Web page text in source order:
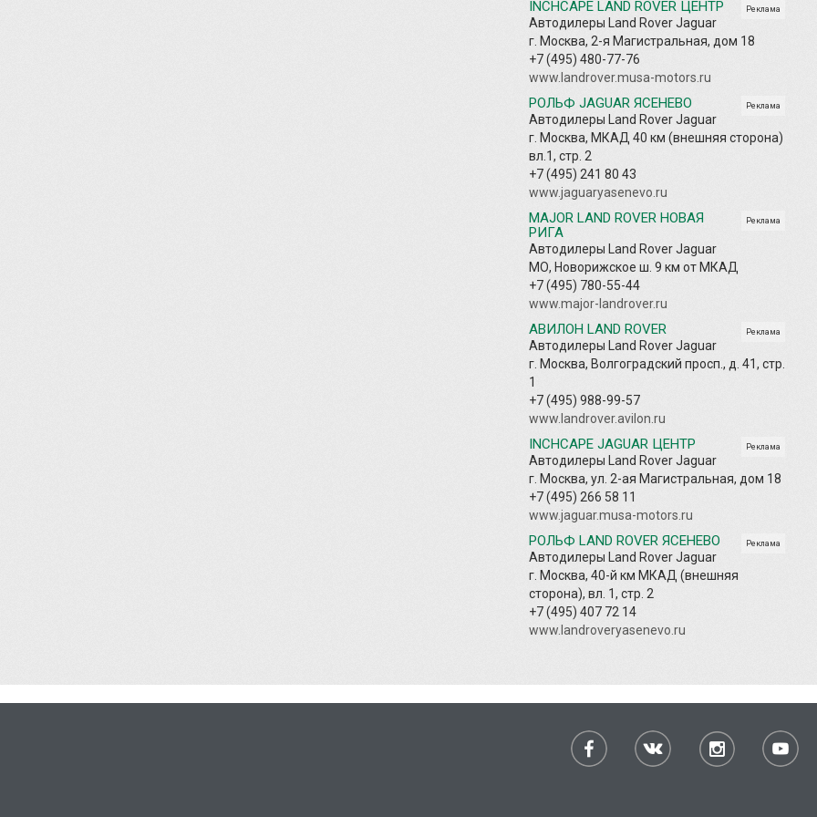
Реклама
INCHCAPE LAND ROVER ЦЕНТР
Автодилеры Land Rover Jaguar
г. Москва, 2-я Магистральная, дом 18
+7 (495) 480-77-76
www.landrover.musa-motors.ru
Реклама
РОЛЬФ JAGUAR ЯСЕНЕВО
Автодилеры Land Rover Jaguar
г. Москва, МКАД 40 км (внешняя сторона)
вл.1, стр. 2
+7 (495) 241 80 43
www.jaguaryasenevo.ru
Реклама
MAJOR LAND ROVER НОВАЯ
РИГА
Автодилеры Land Rover Jaguar
МО, Новорижское ш. 9 км от МКАД
+7 (495) 780-55-44
www.major-landrover.ru
Реклама
АВИЛОН LAND ROVER
Автодилеры Land Rover Jaguar
г. Москва, Волгоградский просп., д. 41, стр.
1
+7 (495) 988-99-57
www.landrover.avilon.ru
Реклама
INCHCAPE JAGUAR ЦЕНТР
Автодилеры Land Rover Jaguar
г. Москва, ул. 2-ая Магистральная, дом 18
+7 (495) 266 58 11
www.jaguar.musa-motors.ru
Реклама
РОЛЬФ LAND ROVER ЯСЕНЕВО
Автодилеры Land Rover Jaguar
г. Москва, 40-й км МКАД (внешняя
сторона), вл. 1, стр. 2
+7 (495) 407 72 14
www.landroveryasenevo.ru